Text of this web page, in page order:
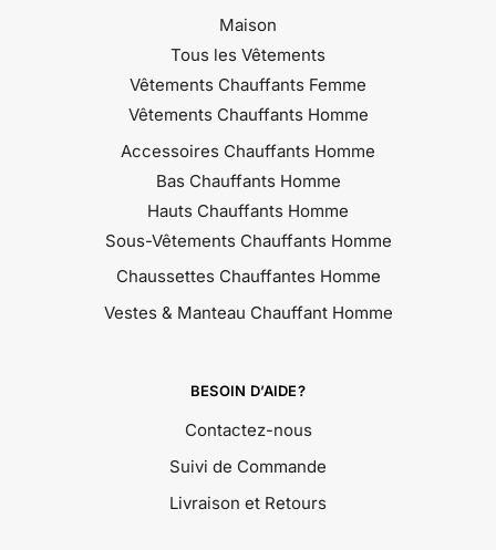
Maison
Tous les Vêtements
Vêtements Chauffants Femme
Vêtements Chauffants Homme
Accessoires Chauffants Homme
Bas Chauffants Homme
Hauts Chauffants Homme
Sous-Vêtements Chauffants Homme
Chaussettes Chauffantes Homme
Vestes & Manteau Chauffant Homme
BESOIN D’AIDE?
Contactez-nous
Suivi de Commande
Livraison et Retours